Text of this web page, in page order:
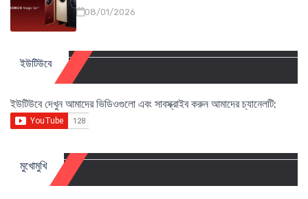
08/01/2026
ইউটিউবে
ইউটিউবে দেখুন আমাদের ভিডিওগুলো এবং সাবস্ক্রাইব করুন আমাদের চ্যানেলটি:
মুখোমুখি